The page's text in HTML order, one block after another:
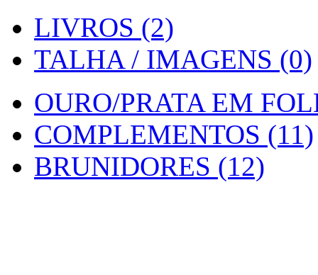
LIVROS (2)
TALHA / IMAGENS (0)
OURO/PRATA EM
COMPLEMENTOS (11)
BRUNIDORES (12)